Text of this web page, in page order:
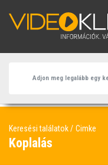
Keresési találatok Cimke
Koplalás